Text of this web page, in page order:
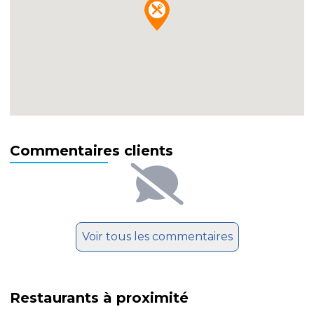
Commentaires clients
Voir tous les commentaires
Restaurants à proximité